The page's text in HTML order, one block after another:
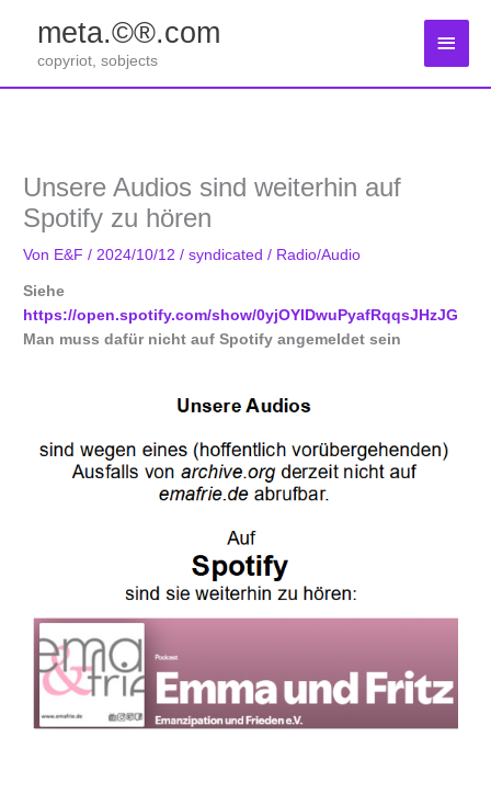
springen
meta.©®.com
copyriot, sobjects
Unsere Audios sind weiterhin auf
Spotify zu hören
Von E&F/ 2024/10/12/syndicated / Radio/Audio
Siehe
https://open.spotify.com/show/0yjOYIDwuPyafRqqsJHzJG
Man muss dafür nicht auf Spotify angemeldet sein